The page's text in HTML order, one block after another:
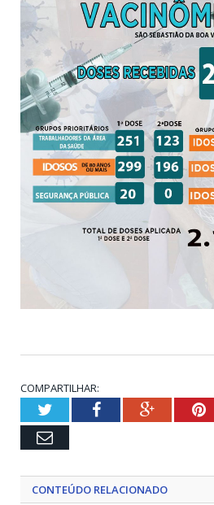
COMPARTILHAR:
TwitterFacebookGoogle+
Email
CONTEÚDO RELACIONADO